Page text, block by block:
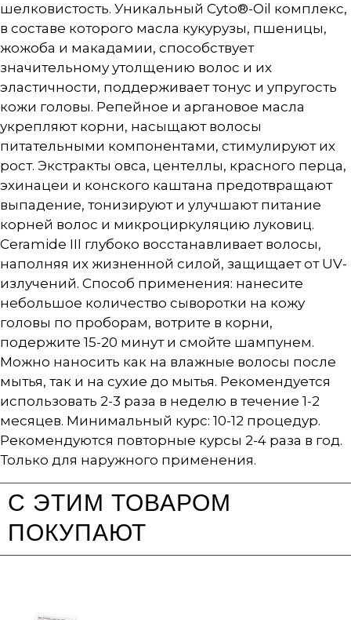
шелковистость. Уникальный Cyto®-Oil комплекс,
в составе которого масла кукурузы, пшеницы,
жожоба и макадамии, способствует
значительному утолщению волос и их
эластичности, поддерживает тонус и упругость
кожи головы. Репейное и аргановое масла
укрепляют корни, насыщают волосы
питательными компонентами, стимулируют их
рост. Экстракты овса, центеллы, красного перца,
эхинацеи и конского каштана предотвращают
выпадение, тонизируют и улучшают питание
корней волос и микроциркуляцию луковиц.
Ceramide III глубоко восстанавливает волосы,
наполняя их жизненной силой, защищает от UV-
излучений. Способ применения: нанесите
небольшое количество сыворотки на кожу
головы по проборам, вотрите в корни,
подержите 15-20 минут и смойте шампунем.
Можно наносить как на влажные волосы после
мытья, так и на сухие до мытья. Рекомендуется
использовать 2-3 раза в неделю в течение 1-2
месяцев. Минимальный курс: 10-12 процедур.
Рекомендуются повторные курсы 2-4 раза в год.
Только для наружного применения.
С ЭТИМ ТОВАРОМ
ПОКУПАЮТ